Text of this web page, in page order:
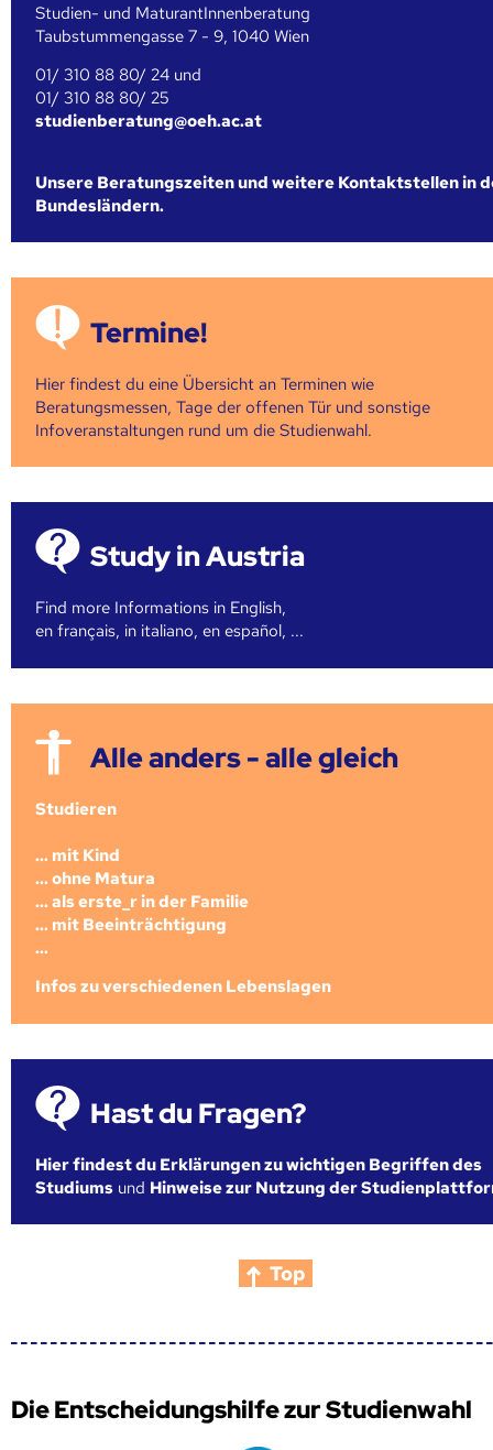
Studien- und MaturantInnenberatung
Taubstummengasse 7 - 9, 1040 Wien
01/ 310 88 80/ 24 und
01/ 310 88 80/ 25
studienberatung@oeh.ac.at
Unsere Beratungszeiten und weitere Kontaktstellen in
Bundesländern.
Termine!
Hier findest du eine Übersicht an Terminen wie
Beratungsmessen, Tage der offenen Tür und sonstige
Infoveranstaltungen rund um die Studienwahl.
Study in Austria
Find more Informations in English,
en français, in italiano, en español, ...
Alle anders - alle gleich
Studieren
... mit Kind
... ohne Matura
... als erste_r in der Familie
... mit Beeinträchtigung
...
Infos zu verschiedenen Lebenslagen
Hast du Fragen?
Hier findest du Erklärungen zu wichtigen Begriffen des
Studiums und Hinweise zur Nutzung der
Top
Die Entscheidungshilfe zur Studienwahl